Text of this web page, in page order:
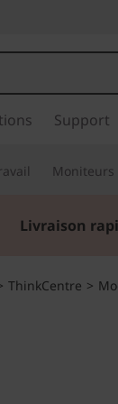
Support
Moniteurs
Livraison
ThinkCentre >